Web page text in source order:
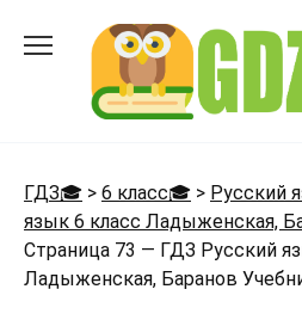
ГДЗ🎓 > 6 класс🎓 > Русский
язык 6 класс Ладыженская,
Страница 73 — ГДЗ Русский
Ладыженская, Баранов